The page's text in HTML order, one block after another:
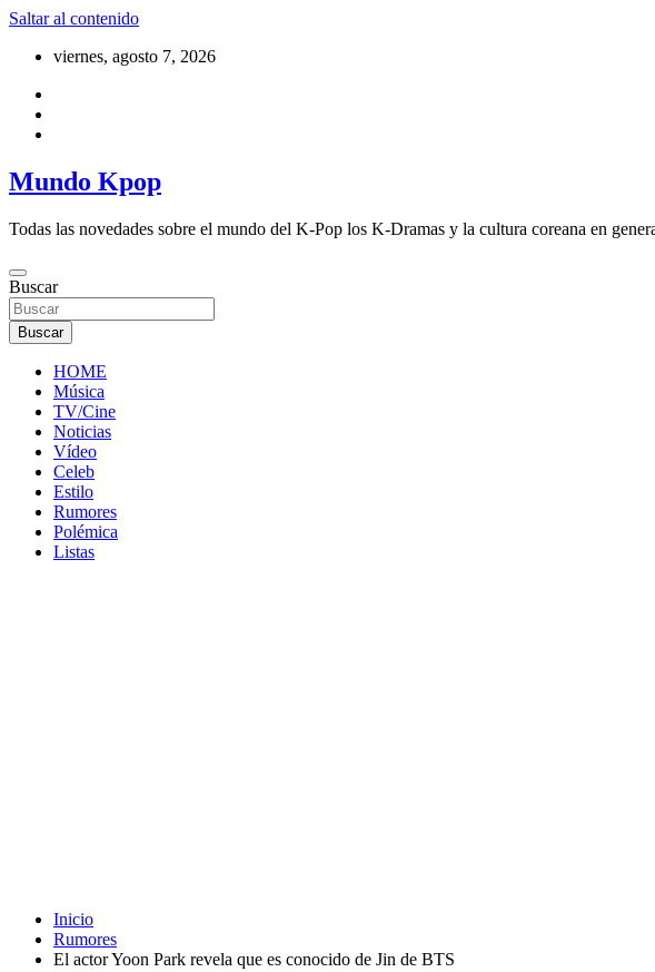
Saltar al contenido
viernes, agosto 7, 2026
Mundo Kpop
Todas las novedades sobre el mundo del K-Pop los K-Dramas y la cultura coreana en
Buscar
Buscar
HOME
Música
TV/Cine
Noticias
Vídeo
Celeb
Estilo
Rumores
Polémica
Listas
Inicio
Rumores
El actor Yoon Park revela que es conocido de Jin de BTS